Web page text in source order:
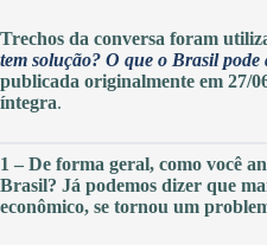
Trechos da conversa foram
tem solução? O que o Brasil pode
publicada originalmente em 27/
íntegra.
1 – De forma geral, como você
Brasil? Já podemos dizer que
econômico, se tornou um